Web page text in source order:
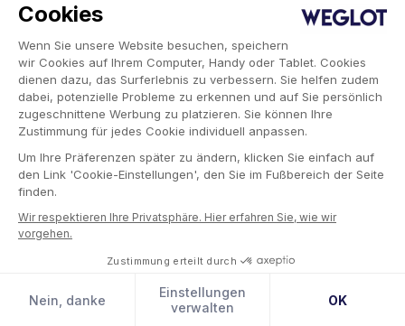
Cookies
Wenn Sie unsere Website besuchen, speichern
wir Cookies auf Ihrem Computer, Handy oder Tablet. Cookies
dienen dazu, das Surferlebnis zu verbessern. Sie helfen zudem
dabei, potenzielle Probleme zu erkennen und auf Sie persönlich
zugeschnittene Werbung zu platzieren. Sie können Ihre
Zustimmung für jedes Cookie individuell anpassen.
Um Ihre Präferenzen später zu ändern, klicken Sie einfach auf
den Link 'Cookie-Einstellungen', den Sie im Fußbereich der Seite
finden.
Wir respektieren Ihre Privatsphäre. Hier erfahren Sie, wie wir
vorgehen.
Zustimmung erteilt durch
Nein, danke
Einstellungen
verwalten
OK
Sie können die Übersetzungen manuell
bearbeiten, wenn Sie Änderungen an den
automatischen Übersetzungen vornehmen
möchten:
Wir erklären dir jetzt, wie du mit Weglot
auf deiner Webseite übersetzen kannst